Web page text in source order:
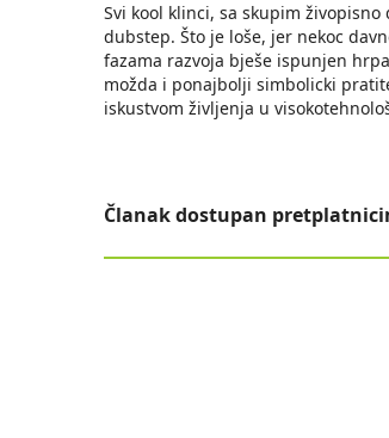
Svi kool klinci, sa skupim
dubstep. Što je loše, jer nekoc
fazama razvoja bješe ispunjen
možda i ponajbolji simbolicki
iskustvom življenja u
Članak dostupan